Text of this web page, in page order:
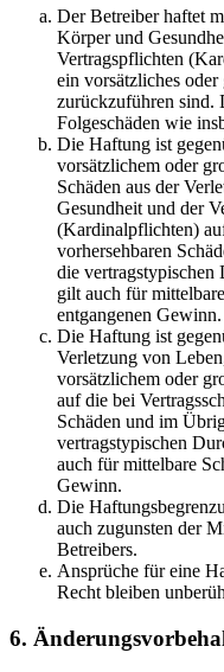
Der Betreiber haftet
Körper und
Vertragspflichten
ein vorsätzliches
zurückzuführen sind.
Folgeschäden wie
Die Haftung ist
vorsätzlichem oder
Schäden aus der
Gesundheit und der
(Kardinalpflichten)
vorhersehbaren
die vertragstypischen
gilt auch für
entgangenen Gewinn.
Die Haftung ist
Verletzung von
vorsätzlichem oder
auf die bei
Schäden und im
vertragstypischen
auch für mittelbare
Gewinn.
Die
auch zugunsten der
Betreibers.
Ansprüche für eine
Recht bleiben
6.